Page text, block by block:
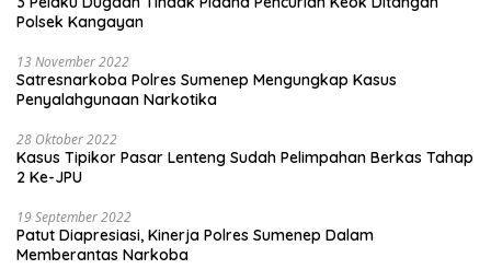
Polsek Kangayan
13 November 2022
Satresnarkoba Polres Sumenep Mengungkap Kasus
Penyalahgunaan Narkotika
28 Oktober 2022
Kasus Tipikor Pasar Lenteng Sudah Pelimpahan Berkas Tahap
2 Ke-JPU
19 September 2022
Patut Diapresiasi, Kinerja Polres Sumenep Dalam
Memberantas Narkoba